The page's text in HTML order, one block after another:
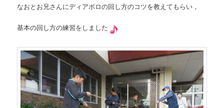
ツ
移
動
へ
動
なおとお兄さんにディアボロの回し方のコツを教えてもらい，
基本の回し方の練習をしました